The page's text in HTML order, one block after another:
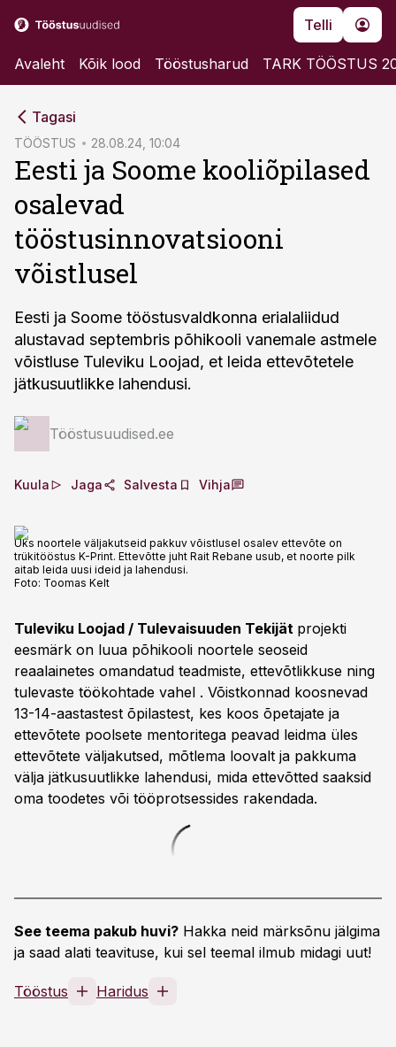
Telli
Avaleht Kõik lood Tööstusharud TARK TÖÖSTUS
Tagasi
TÖÖSTUS 28.08.24, 10:04
Eesti ja Soome kooliõpilased
osalevad
tööstusinnovatsiooni
võistlusel
Eesti ja Soome tööstusvaldkonna erialaliidud
alustavad septembris põhikooli vanemale astmele
võistluse Tuleviku Loojad, et leida ettevõtetele
jätkusuutlikke lahendusi.
Tööstusuudised.ee
Kuula Jaga Salvesta Vihja
Üks noortele väljakutseid pakkuv võistlusel osalev ettevõte on
trükitööstus K-Print. Ettevõtte juht Rait Rebane usub, et noorte pilk
aitab leida uusi ideid ja lahendusi.
Foto: Toomas Kelt
Tuleviku Loojad / Tulevaisuuden Tekijät projekti
eesmärk on luua põhikooli noortele seoseid
reaalainetes omandatud teadmiste, ettevõtlikkuse ning
tulevaste töökohtade vahel . Võistkonnad koosnevad
13-14-aastastest õpilastest, kes koos õpetajate ja
ettevõtete poolsete mentoritega peavad leidma üles
ettevõtete väljakutsed, mõtlema loovalt ja pakkuma
välja jätkusuutlikke lahendusi, mida ettevõtted saaksid
oma toodetes või tööprotsessides rakendada.
See teema pakub huvi? Hakka neid märksõnu jälgima
ja saad alati teavituse, kui sel teemal ilmub midagi uut!
Tööstus Haridus